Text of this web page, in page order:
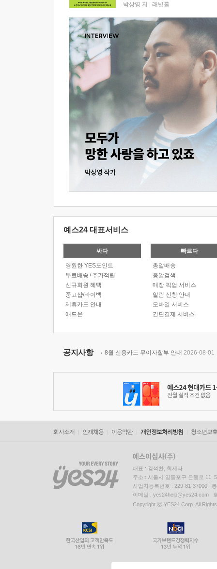
박상영 저 래빗홀
예스24 대표서비스
싸다
영원한 YES포인트
무료배송+추가적립
신규회원 혜택
중고샵/바이백
제휴카드 안내
애드온
빠르다
총알배송
총알검색
매장 픽업 서비스
알림 신청 안내
모바일 서비스
간편결제 서비스
공지사항 8월 신용카드 무이자할부 안내 2026-08-01
회사소개 인재채용 이용약관 개인정보처리방침 청소년보
대표 : 김석환, 최세라
주소 : 서울시 영등포구 은행로 11,
사업자등록번호 : 229-81-37000
이메일 : yes24help@yes24.com
Copyright ⓒ YES24 Corp. All